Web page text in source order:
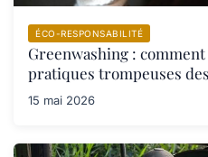
ÉCO-RESPONSABILITÉ
Greenwashing :
pratiques trompeuses
15 mai 2026